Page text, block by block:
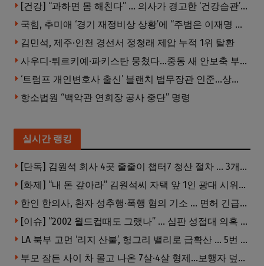
[건강] “과하면 몸 해친다” … 의사가 경고한 ‘건강습관’ 5가지
국힘, 추미애 ‘경기 재정비상 상황’에 “주범은 이재명 전 지사”
김민석, 제주·인천 경선서 정청래 제압 누적 1위 탈환
사우디·튀르키예·파키스탄 뭉쳤다…중동 새 안보축 부상하나
‘트럼프 개인변호사 출신’ 블랜치 법무장관 인준…상원 50대49 가결
항소법원 “백악관 연회장 공사 중단” 명령
실시간 랭킹
[단독] 김원석 회사 4곳 줄줄이 챕터7 청산 절차 … 3개 법인 같은 날 동시 파산 신청
[화제] “내 돈 갚아라” 김원석씨 자택 앞 1인 광대 시위 … 한인 투자사, “108만 달러 못받아”
한인 한의사, 환자 성추행·폭행 혐의 기소 … 면허 긴급정지
[이슈] “2002 월드컵때도 그랬나” … 심판 성접대 의혹 해외로 일파만파, 4강 신화까지 불똥
LA 북부 고먼 ‘리지 산불’, 헝그리 밸리로 급확산 … 5번 Fwy 양방향 전면 폐쇄
부모 잠든 사이 차 몰고 나온 7살·4살 형제…보행자 덮쳐 중태